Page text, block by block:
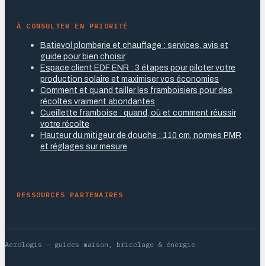
À CONSULTER EN PRIORITÉ
Batievol plomberie et chauffage : services, avis et
guide pour bien choisir
Espace client EDF ENR : 3 étapes pour piloter votre
production solaire et maximiser vos économies
Comment et quand tailler les framboisiers pour des
récoltes vraiment abondantes
Cueillette framboise : quand, où et comment réussir
votre récolte
Hauteur du mitigeur de douche : 110 cm, normes PMR
et réglages sur mesure
RESSOURCES PARTENAIRES
Aerologis — guides maison, bricolage & énergie